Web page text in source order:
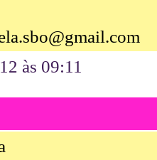
às 09:11